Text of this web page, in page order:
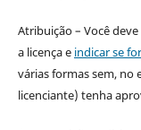
Atribuição – Você
a licença e indicar se
várias formas sem, no
licenciante) tenha